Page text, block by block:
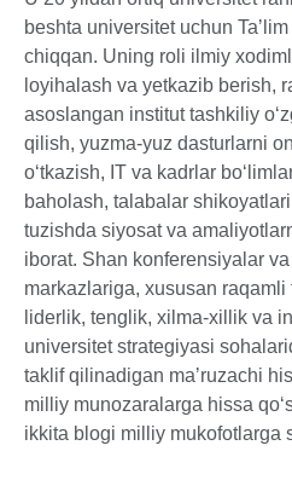
beshta universitet uchun
chiqqan. Uning roli ilmiy
loyihalash va yetkazib berish,
asoslangan institut tashkiliy
qilish, yuzma-yuz dasturlarni
o‘tkazish, IT va kadrlar
baholash, talabalar
tuzishda siyosat va
iborat. Shan konferensiyalar
markazlariga, xususan
liderlik, tenglik, xilma-xillik va
universitet strategiyasi
taklif qilinadigan maʼruzachi
milliy munozaralarga hissa
ikkita blogi milliy mukofotlarga